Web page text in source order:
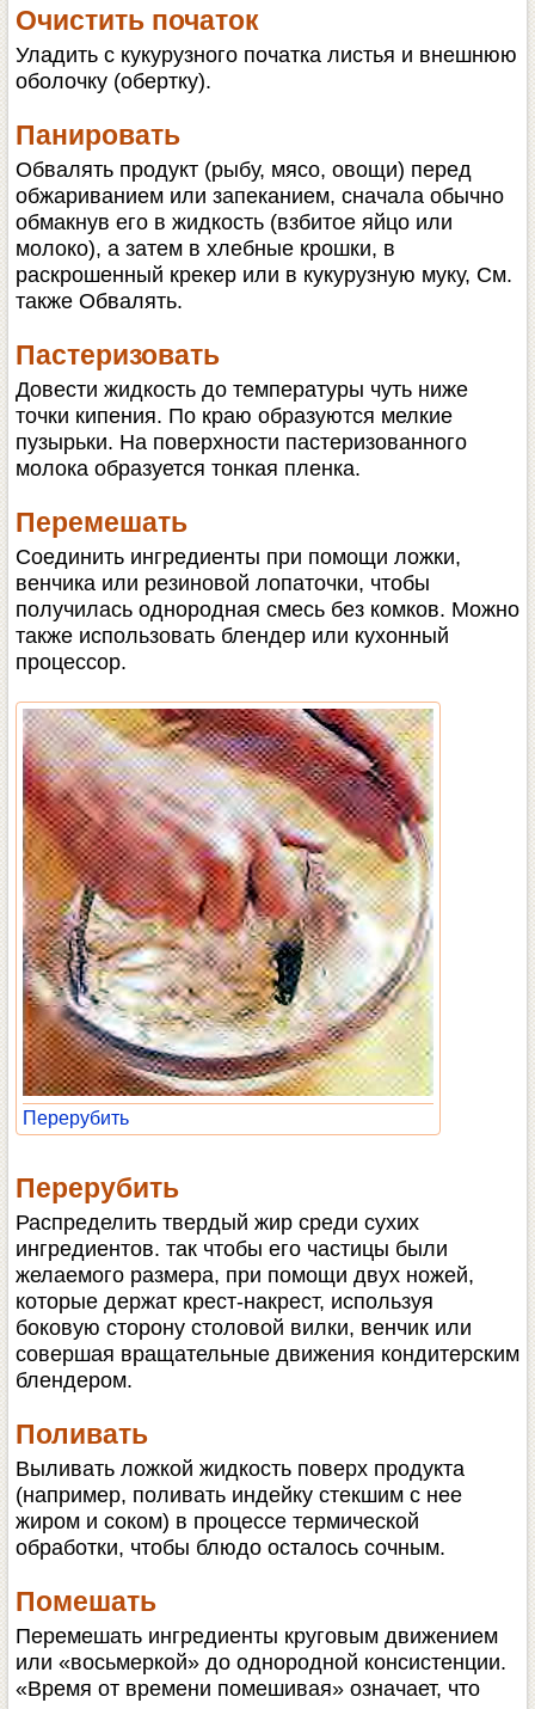
Очистить початок
Уладить с кукурузного початка листья и внешнюю
оболочку (обертку).
Панировать
Обвалять продукт (рыбу, мясо, овощи) перед
обжариванием или запеканием, сначала обычно
обмакнув его в жидкость (взбитое яйцо или
молоко), а затем в хлебные крошки, в
раскрошенный крекер или в кукурузную муку, См.
также Обвалять.
Пастеризовать
Довести жидкость до температуры чуть ниже
точки кипения. По краю образуются мелкие
пузырьки. На поверхности пастеризованного
молока образуется тонкая пленка.
Перемешать
Соединить ингредиенты при помощи ложки,
венчика или резиновой лопаточки, чтобы
получилась однородная смесь без комков. Можно
также использовать блендер или кухонный
процессор.
Перерубить
Перерубить
Распределить твердый жир среди сухих
ингредиентов. так чтобы его частицы были
желаемого размера, при помощи двух ножей,
которые держат крест-накрест, используя
боковую сторону столовой вилки, венчик или
совершая вращательные движения кондитерским
блендером.
Поливать
Выливать ложкой жидкость поверх продукта
(например, поливать индейку стекшим с нее
жиром и соком) в процессе термической
обработки, чтобы блюдо осталось сочным.
Помешать
Перемешать ингредиенты круговым движением
или «восьмеркой» до однородной консистенции.
«Время от времени помешивая» означает, что